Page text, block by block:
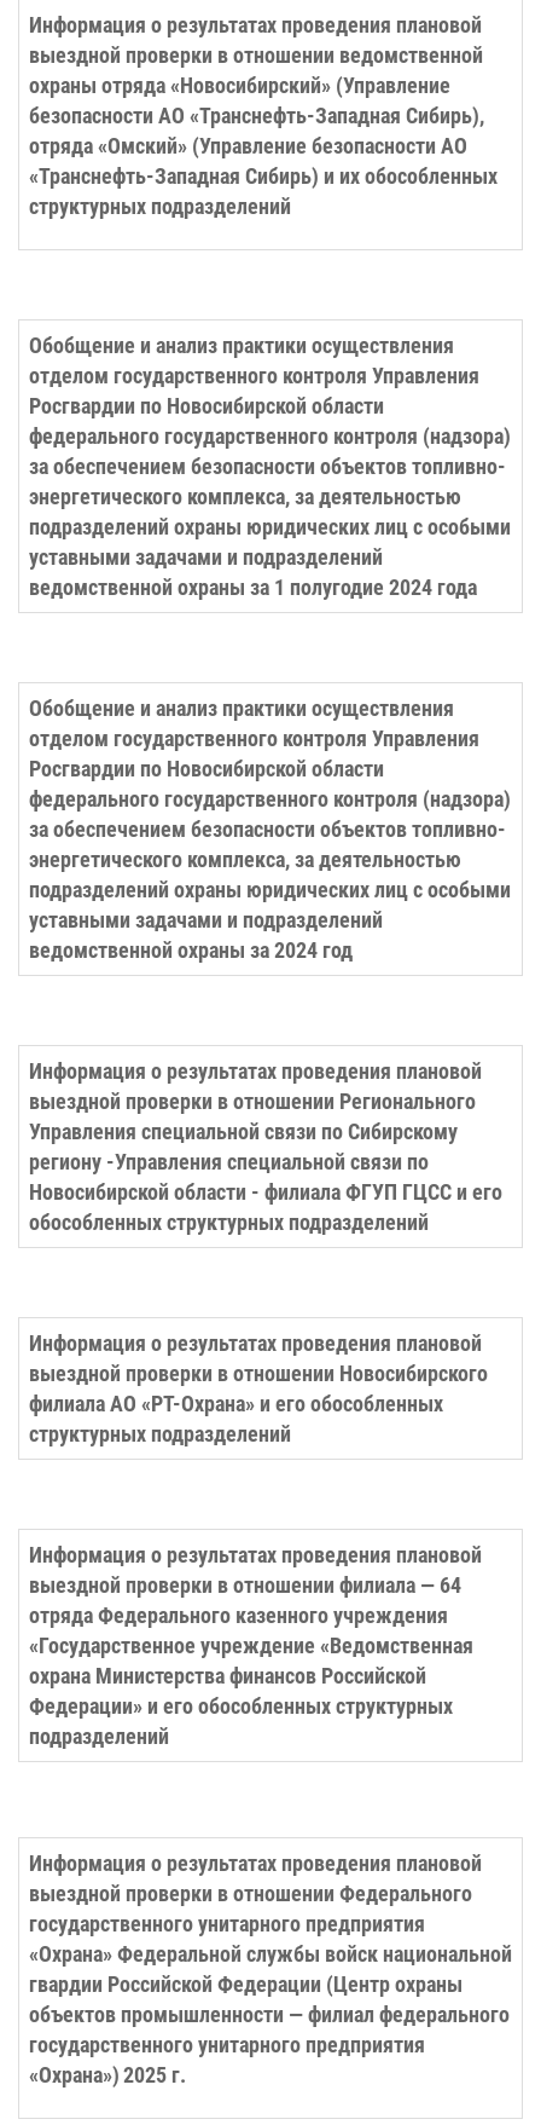
Информация о результатах проведения плановой
выездной проверки в отношении ведомственной
охраны отряда «Новосибирский» (Управление
безопасности АО «Транснефть-Западная Сибирь),
отряда «Омский» (Управление безопасности АО
«Транснефть-Западная Сибирь) и их обособленных
структурных подразделений
Обобщение и анализ практики осуществления
отделом государственного контроля Управления
Росгвардии по Новосибирской области
федерального государственного контроля (надзора)
за обеспечением безопасности объектов топливно-
энергетического комплекса, за деятельностью
подразделений охраны юридических лиц с особыми
уставными задачами и подразделений
ведомственной охраны за 1 полугодие 2024 года
Обобщение и анализ практики осуществления
отделом государственного контроля Управления
Росгвардии по Новосибирской области
федерального государственного контроля (надзора)
за обеспечением безопасности объектов топливно-
энергетического комплекса, за деятельностью
подразделений охраны юридических лиц с особыми
уставными задачами и подразделений
ведомственной охраны за 2024 год
Информация о результатах проведения плановой
выездной проверки в отношении Регионального
Управления специальной связи по Сибирскому
региону -Управления специальной связи по
Новосибирской области - филиала ФГУП ГЦСС и его
обособленных структурных подразделений
Информация о результатах проведения плановой
выездной проверки в отношении Новосибирского
филиала АО «РТ-Охрана» и его обособленных
структурных подразделений
Информация о результатах проведения плановой
выездной проверки в отношении филиала — 64
отряда Федерального казенного учреждения
«Государственное учреждение «Ведомственная
охрана Министерства финансов Российской
Федерации» и его обособленных структурных
подразделений
Информация о результатах проведения плановой
выездной проверки в отношении Федерального
государственного унитарного предприятия
«Охрана» Федеральной службы войск национальной
гвардии Российской Федерации (Центр охраны
объектов промышленности — филиал федерального
государственного унитарного предприятия
«Охрана»)2025 г.